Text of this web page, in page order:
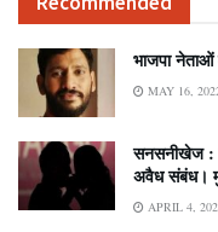
भाजपा
MAY 16,
सनसनीखेज :
अवैध संबंध।
APRIL 4,